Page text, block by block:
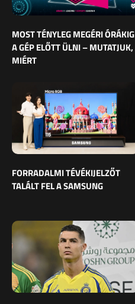
MOST TÉNYLEG MEGÉRI ÓRÁKIG
A GÉP ELŐTT ÜLNI – MUTATJUK,
MIÉRT
FORRADALMI TÉVÉKIJELZŐT
TALÁLT FEL A SAMSUNG